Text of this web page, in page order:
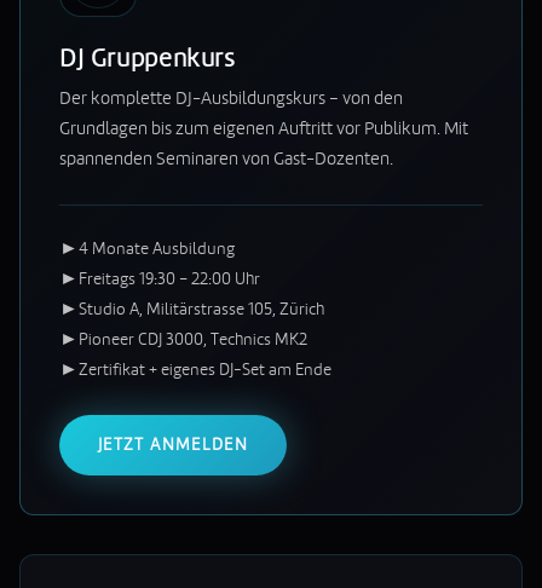
DJ Gruppenkurs
Der komplette DJ-Ausbildungskurs – von den
Grundlagen bis zum eigenen Auftritt vor Publikum. Mit
spannenden Seminaren von Gast-Dozenten.
► 4 Monate Ausbildung
► Freitags 19:30 – 22:00 Uhr
► Studio A, Militärstrasse 105, Zürich
► Pioneer CDJ 3000, Technics MK2
► Zertifikat + eigenes DJ-Set am Ende
JETZT ANMELDEN